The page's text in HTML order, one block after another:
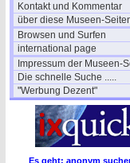
Kontakt und Kommentar
über diese Museen-
Browsen und Surfen
international page
Impressum der Museen-
Die schnelle Suche .....
"Werbung Dezent"
Es geht: anonym